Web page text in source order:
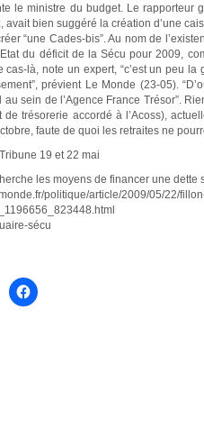
le ministre du budget. Le rapporteur
avait bien suggéré la création d’une
“une Cades-bis”. Au nom de
du déficit de la Sécu pour 2009,
cas-là, note un expert, “c’est un peu
prévient Le Monde (23-05).
au sein de l’Agence France Trésor”.
de trésorerie accordé à l’Acoss),
faute de quoi les retraites ne
19 et 22 mai
les moyens de financer une
politique/article/2009/05/22/
sécu